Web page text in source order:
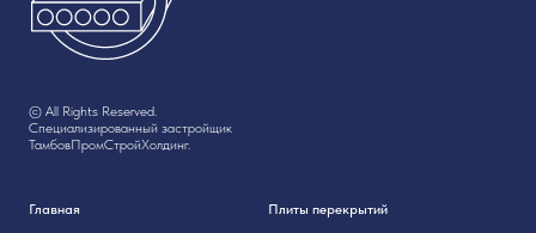
© All Rights Reserved.
Специализированный застройщик
ТамбовПромСтройХолдинг.
Главная Плиты перекрытий